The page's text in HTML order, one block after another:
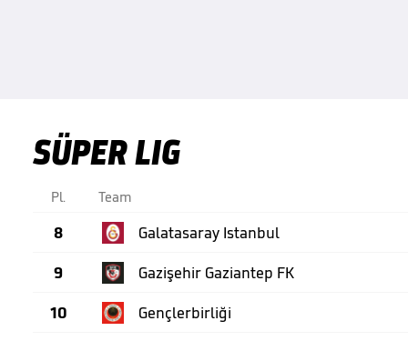
SÜPER LIG
Pl. Team
8
Galatasaray Istanbul
9
Gazişehir Gaziantep FK
10
Gençlerbirliği